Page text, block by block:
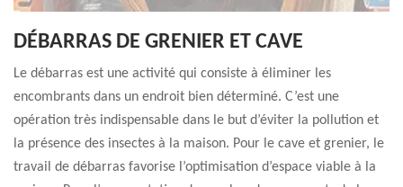
DÉBARRAS DE GRENIER ET CAVE
Le débarras est une activité qui consiste à éliminer les
encombrants dans un endroit bien déterminé. C’est une
opération très indispensable dans le but d’éviter la pollution et
la présence des insectes à la maison. Pour le cave et grenier, le
travail de débarras favorise l’optimisation d’espace viable à la